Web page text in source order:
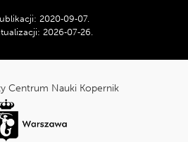
2020‑09‑07.
2026‑07‑26.
Centrum Nauki Kopernik